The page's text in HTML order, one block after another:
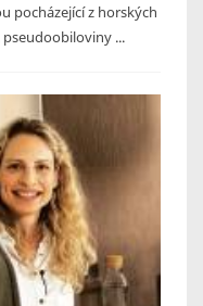
pocházející z horských
pseudoobiloviny ...